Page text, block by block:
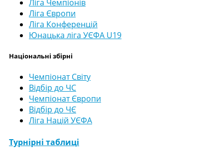
Ліга Чемпіонів
Ліга Європи
Ліга Конференцій
Юнацька ліга УЄФА U19
Національні збірні
Чемпіонат Світу
Відбір до ЧС
Чемпіонат Європи
Відбір до ЧЄ
Ліга Націй УЄФА
Турнірні таблиці